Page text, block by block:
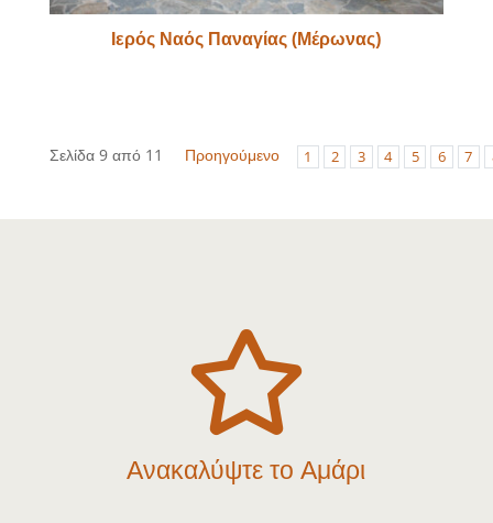
Ιερός Ναός Παναγίας (Μέρωνας)
Σελίδα 9 από 11 Προηγούμενο 1 2 3 4 5 6 7

Ανακαλύψτε το Αμάρι